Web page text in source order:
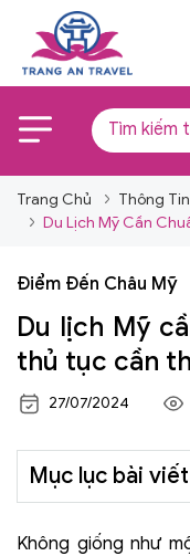
Trang Chủ Thông
Du Lịch Mỹ Cần
Điểm Đến Châu Mỹ
Du lịch Mỹ
thủ tục cần
27/07/2024
Mục lục bài viết
Không giống như